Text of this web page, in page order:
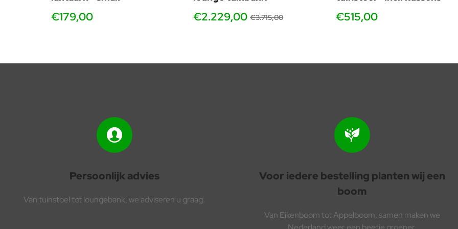
€179,00 €2.229,00 €3.715,00 €515,00
Persoonlijk advies
Van tuinstoel tot loungebank, we adviseren u graag.
Voor iedere bestelling planten wij een
boom
Van Eikenboom tot Appelboom, samen maken we